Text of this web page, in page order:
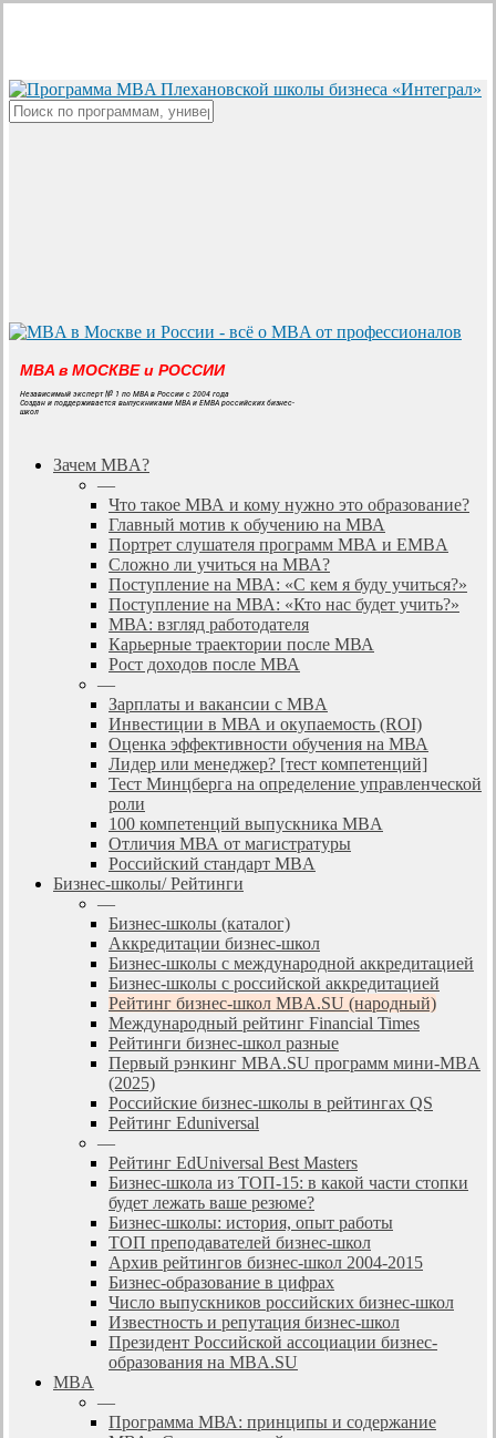
content
MBA в МОСКВЕ и РОССИИ
Независимый эксперт № 1 по MBA в России с 2004 года
Создан и поддерживается выпускниками MBA и EMBA российских бизнес-
школ
search
Menu
Зачем MBA?
—
Что такое МВА и кому нужно это образование?
Главный мотив к обучению на МВА
Портрет слушателя программ МВА и EMBA
Сложно ли учиться на МВА?
Поступление на МВА: «С кем я буду учиться?»
Поступление на МВА: «Кто нас будет учить?»
МВА: взгляд работодателя
Карьерные траектории после МВА
Рост доходов после МВА
—
Зарплаты и вакансии с MBA
Инвестиции в МВА и окупаемость (ROI)
Оценка эффективности обучения на МВА
Лидер или менеджер? [тест компетенций]
Тест Минцберга на определение управленческой
роли
100 компетенций выпускника MBA
Отличия МВА от магистратуры
Российский стандарт MBA
Бизнес-школы/ Рейтинги
—
Бизнес-школы (каталог)
Аккредитации бизнес-школ
Бизнес-школы с международной аккредитацией
Бизнес-школы с российской аккредитацией
Рейтинг бизнес-школ MBA.SU (народный)
Международный рейтинг Financial Times
Рейтинги бизнес-школ разные
Первый рэнкинг MBA.SU программ мини-MBA
(2025)
Российские бизнес-школы в рейтингах QS
Рейтинг Eduniversal
—
Рейтинг EdUniversal Best Masters
Бизнес-школа из ТОП-15: в какой части стопки
будет лежать ваше резюме?
Бизнес-школы: история, опыт работы
ТОП преподавателей бизнес-школ
Архив рейтингов бизнес-школ 2004-2015
Бизнес-образование в цифрах
Число выпускников российских бизнес-школ
Известность и репутация бизнес-школ
Президент Российской ассоциации бизнес-
образования на MBA.SU
MBA
—
Программа МВА: принципы и содержание